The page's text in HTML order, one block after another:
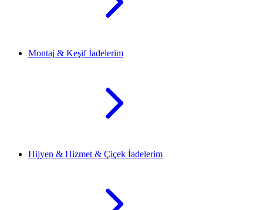
Montaj & Keşif İadelerim
Hijyen & Hizmet & Çiçek İadelerim